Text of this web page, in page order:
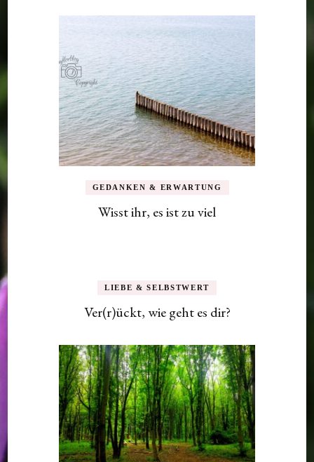
GEDANKEN & ERWARTUNG
Wisst ihr, es ist zu viel
LIEBE & SELBSTWERT
Ver(r)ückt, wie geht es dir?